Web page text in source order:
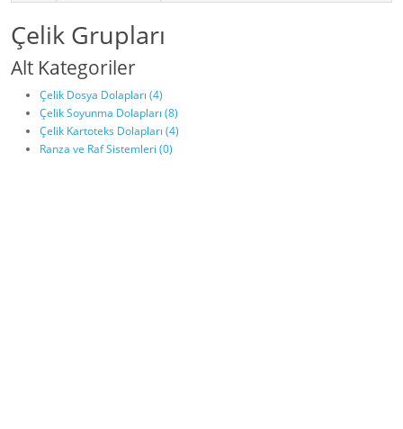
Çelik Grupları
Alt Kategoriler
Çelik Dosya Dolapları (4)
Çelik Soyunma Dolapları (8)
Çelik Kartoteks Dolapları (4)
Ranza ve Raf Sistemleri (0)